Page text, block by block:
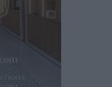
μητέρα και
σαν ταινία